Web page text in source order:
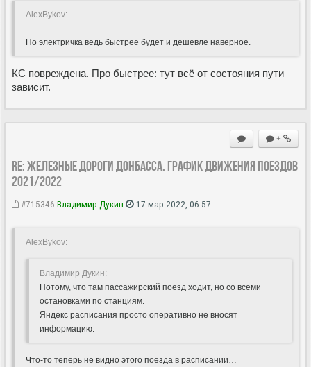
AlexBykov:
Но электричка ведь быстрее будет и дешевле наверное.
КС повреждена. Про быстрее: тут всё от состояния пути
зависит.
+
Re: Железные дороги Донбасса. График движения поездов
2021/2022
#715346 Владимир Дукин 17 мар 2022, 06:57
AlexBykov:
Владимир Дукин:
Потому, что там пассажирский поезд ходит, но со всеми
остановками по станциям.
Яндекс расписания просто оперативно не вносят
информацию.
Что-то теперь не видно этого поезда в расписании…